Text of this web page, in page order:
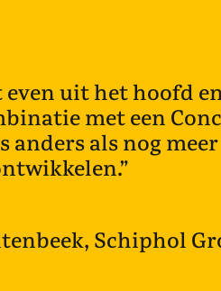
even uit het hoofd
met een
als nog meer
Schiphol